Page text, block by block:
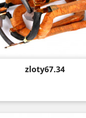
Price
zloty67.34